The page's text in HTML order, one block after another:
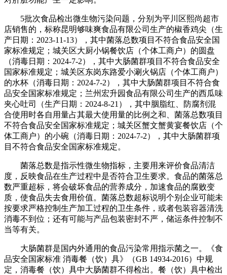
5批次食品检出微生物污染问题，分别为平川区熙尚超市
店销售的，标称昆明够味爽食品有限公司生产的椒香鸡尖（生
产日期：2023-11-13），其中菌落总数项目不符合食品安全国
家标准规定；城关区大厨小锅餐饮店（个体工商户）的圆盘
（消毒日期：2024-7-2），其中大肠菌群项目不符合食品安全
国家标准规定；城关区东岗东路爱小涮火锅店（个体工商户）
的水杯（消毒日期：2024-7-2），其中大肠菌群项目不符合食
品安全国家标准规定；兰州宏升园食品有限公司生产的西瓜味
夹心吐司（生产日期：2024-8-21），其中胭脂红、防腐剂混
合使用时各自用量占其最大使用量的比例之和、菌落总数项目
不符合食品安全国家标准规定；城关区蟹文蟹黄宴餐饮店（个
体工商户）的小碗（消毒日期：2024-7-2），其中大肠菌群项
目不符合食品安全国家标准规定。
菌落总数是指示性微生物指标，主要用来评价食品清洁
度，反映食品在生产过程中是否符合卫生要求。食品的菌落总
数严重超标，将会破坏食品的营养成分，加速食品的腐败变
质，使食品失去食用价值。菌落总数超标说明个别企业可能未
按要求严格控制生产加工过程的卫生条件，或者包装容器清洗
消毒不到位；还有可能与产品包装密封不严，储运条件控制不
当等有关。
大肠菌群是国内外通用的食品污染常用指示菌之一。《食
品安全国家标准 消毒餐（饮）具》（GB 14934-2016）中规
定，消毒餐（饮）具中大肠菌群不得检出。餐（饮）具中检出